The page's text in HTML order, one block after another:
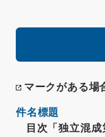
マークがある場
件名標題
目次「独立混